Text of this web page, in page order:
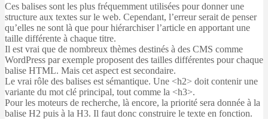
Ces balises sont les plus fréquemment utilisées pour donner une
structure aux textes sur le web. Cependant, l’erreur serait de penser
qu’elles ne sont là que pour hiérarchiser l’article en apportant une
taille différente à chaque titre.
Il est vrai que de nombreux thèmes destinés à des CMS comme
WordPress par exemple proposent des tailles différentes pour chaque
balise HTML. Mais cet aspect est secondaire.
Le vrai rôle des balises est sémantique. Une <h2> doit contenir une
variante du mot clé principal, tout comme la <h3>.
Pour les moteurs de recherche, là encore, la priorité sera donnée à la
balise H2 puis à la H3. Il faut donc construire le texte en fonction.